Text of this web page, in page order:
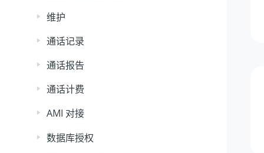
维护
通话记录
通话报告
通话计费
AMI 对接
数据库授权